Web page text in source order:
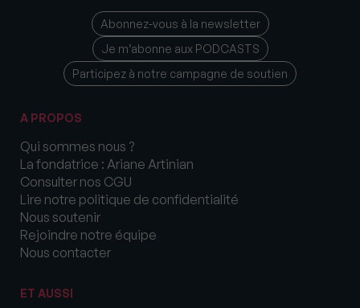
Abonnez-vous à la newsletter
Je m’abonne aux PODCASTS
Participez à notre campagne de soutien
A PROPOS
Qui sommes nous ?
La fondatrice : Ariane Artinian
Consulter nos CGU
Lire notre politique de confidentialité
Nous soutenir
Rejoindre notre équipe
Nous contacter
ET AUSSI